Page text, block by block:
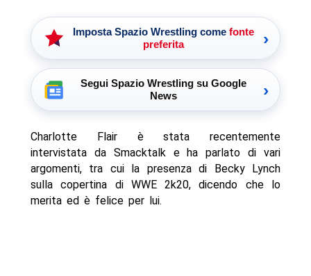
Imposta Spazio Wrestling come fonte
preferita
›
Segui Spazio Wrestling su Google
News
›
Charlotte Flair è stata recentemente
intervistata da Smacktalk e ha parlato di vari
argomenti, tra cui la presenza di Becky Lynch
sulla copertina di WWE 2k20, dicendo che lo
merita ed è felice per lui.